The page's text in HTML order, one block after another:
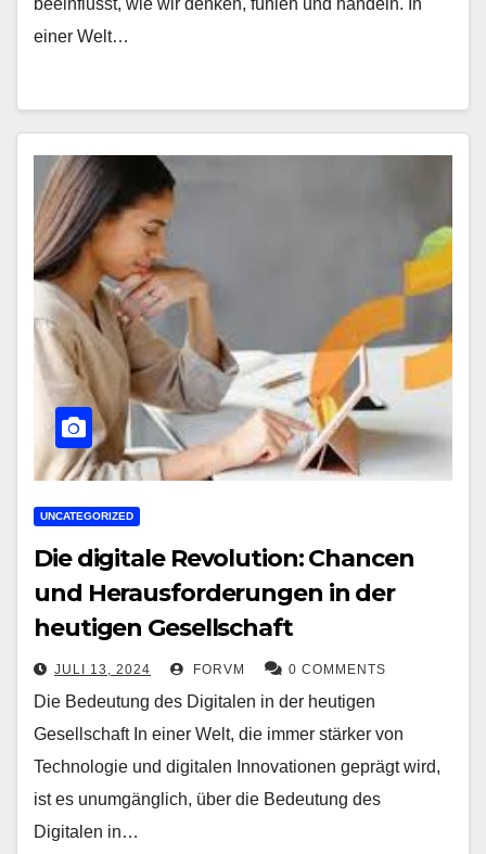
einer Welt…
UNCATEGORIZED
Die digitale Revolution: Chancen
und Herausforderungen in der
heutigen Gesellschaft
JULI 13, 2024 FORVM 0 COMMENTS
Die Bedeutung des Digitalen in der heutigen
Gesellschaft In einer Welt, die immer stärker von
Technologie und digitalen Innovationen geprägt wird,
ist es unumgänglich, über die Bedeutung des
Digitalen in…